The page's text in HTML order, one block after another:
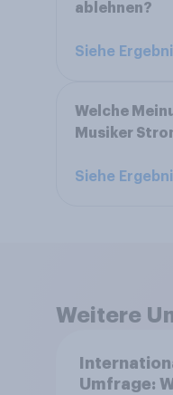
ablehnen?
Siehe
Welche
Musiker
Siehe
Weitere
Umfrage: